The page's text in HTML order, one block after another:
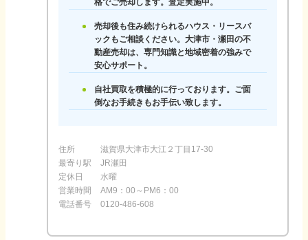
格でご売却します。査定実施中。
売却後も住み続けられるハウス・リースバ
ックもご相談ください。大津市・瀬田の不
動産売却は、専門知識と地域密着の強みで
安心サポート。
自社買取を積極的に行っております。ご面
倒なお手続きもお手伝い致します。
住所
滋賀県大津市大江２丁目17-30
最寄り駅
JR瀬田
定休日
水曜
営業時間
AM9：00～PM6：00
電話番号
0120-486-608